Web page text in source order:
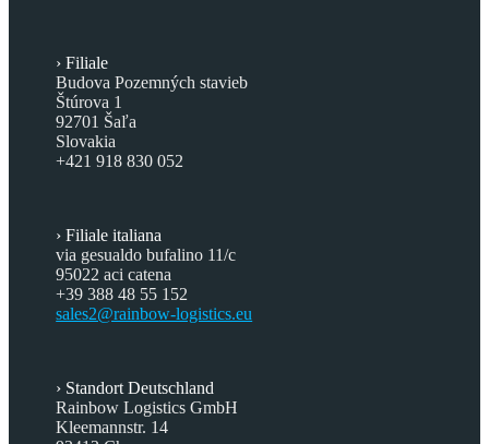
Filiale
Budova Pozemných stavieb
Štúrova 1
92701 Šaľa
Slovakia
+421 918 830 052
Filiale italiana
via gesualdo bufalino 11/c
95022 aci catena
+39 388 48 55 152
sales2@rainbow-logistics.eu
Standort Deutschland
Rainbow Logistics GmbH
Kleemannstr. 14